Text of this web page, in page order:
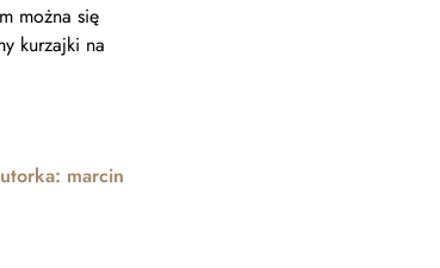
można się
kurzajki na
marcin